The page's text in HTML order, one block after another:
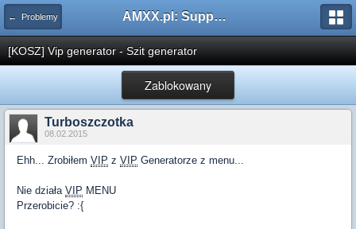
← Problemy AMXX.pl: Support AMX Mod X i SourceMod
[KOSZ] Vip generator - Szit generator
Zablokowany
Turboszczotka
08.02.2015
Ehh... Zrobiłem VIP z VIP Generatorze z menu...
Nie działa VIP MENU
Przerobicie? :{